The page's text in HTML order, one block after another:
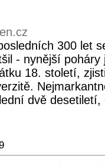
300 let
- nynější
18. století,
dvě desetiletí,